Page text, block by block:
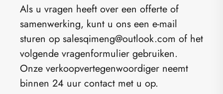
Als u vragen heeft over een offerte of
samenwerking, kunt u ons een e-mail
sturen op salesqimeng@outlook.com of het
volgende vragenformulier gebruiken.
Onze verkoopvertegenwoordiger neemt
binnen 24 uur contact met u op.